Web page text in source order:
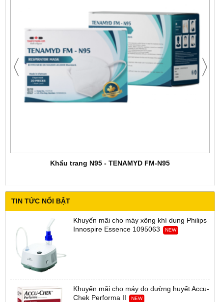
Khẩu trang N95 - TENAMYD FM-N95
TIN TỨC NỔI BẬT
Khuyến mãi cho máy xông khí dung Philips
Innospire Essence 1095063
NEW
Khuyến mãi cho máy đo đường huyết Accu-
Chek Performa II
NEW